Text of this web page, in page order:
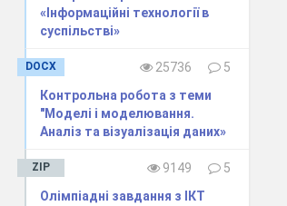
«Інформаційні технології в
суспільстві»
DOCX 25736
5
Контрольна робота з теми
"Моделі і моделювання.
Аналіз та візуалізація даних»
ZIP 9149
5
Олімпіадні завдання з ІКТ